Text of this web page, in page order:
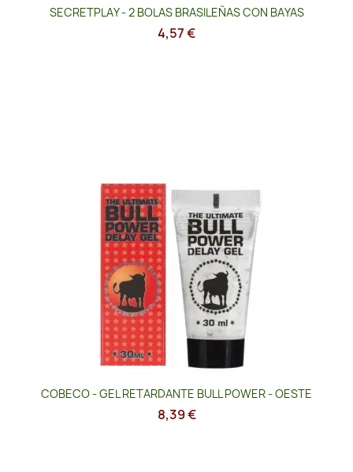
SECRETPLAY - 2 BOLAS BRASILEÑAS CON BAYAS
4,57 €
COBECO - GEL RETARDANTE BULL POWER - OESTE
8,39 €